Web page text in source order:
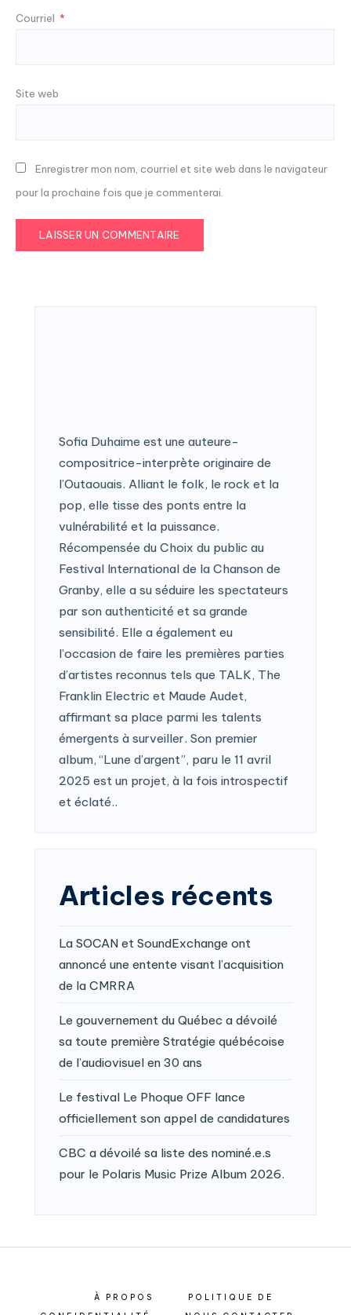
Courriel *
Site web
Enregistrer mon nom, courriel et site web dans le navigateur
pour la prochaine fois que je commenterai.
Sofia Duhaime est une auteure-
compositrice-interprète originaire de
l’Outaouais. Alliant le folk, le rock et la
pop, elle tisse des ponts entre la
vulnérabilité et la puissance.
Récompensée du Choix du public au
Festival International de la Chanson de
Granby, elle a su séduire les spectateurs
par son authenticité et sa grande
sensibilité. Elle a également eu
l’occasion de faire les premières parties
d’artistes reconnus tels que TALK, The
Franklin Electric et Maude Audet,
affirmant sa place parmi les talents
émergents à surveiller. Son premier
album, “Lune d’argent”, paru le 11 avril
2025 est un projet, à la fois introspectif
et éclaté..
Articles récents
La SOCAN et SoundExchange ont
annoncé une entente visant l’acquisition
de la CMRRA
Le gouvernement du Québec a dévoilé
sa toute première Stratégie québécoise
de l’audiovisuel en 30 ans
Le festival Le Phoque OFF lance
officiellement son appel de candidatures
CBC a dévoilé sa liste des nominé.e.s
pour le Polaris Music Prize Album 2026.
À PROPOS
POLITIQUE DE